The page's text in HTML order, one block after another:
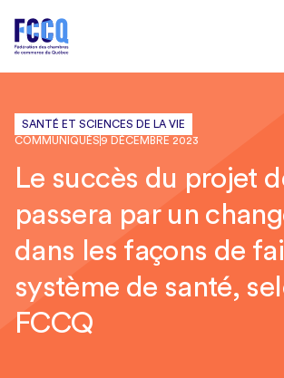
SANTÉ ET SCIENCES DE LA VIE
COMMUNIQUÉS 9 DÉCEMBRE 2023
Le succès du projet
passera par un
dans les façons de
système de santé,
FCCQ